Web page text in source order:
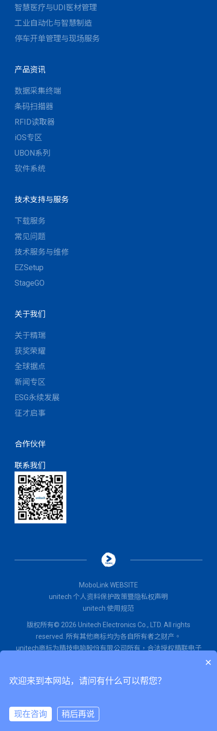
智慧医疗与UDI医材管理
工业自动化与智慧制造
停车开单管理与现场服务
产品资讯
数据采集终端
条码扫描器
RFID读取器
iOS专区
UBON系列
软件系统
技术支持与服务
下载服务
常见问题
技术服务与维修
EZSetup
StageGO
关于我们
关于精瑞
获奖荣耀
全球据点
新闻专区
ESG永续发展
征才启事
合作伙伴
联系我们
MoboLink WEBSITE
unitech 个人资料保护政策暨隐私权声明
unitech 使用规范
版权所有© 2026 Unitech Electronics Co., LTD. All rights
reserved. 所有其他商标均为各自所有者之财产。
unitech商标为精技电脑股份有限公司所有， 合法授权精联电子
闽ICP备2022015071号
闽公网安备 35020602002651号
×
欢迎来到本网站，请问有什么可以帮您？
现在咨询 稍后再说